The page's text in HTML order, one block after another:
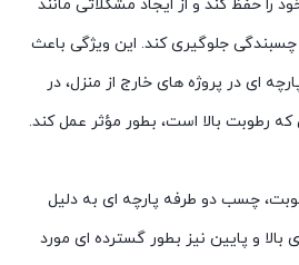
را حفظ کند و از ایجاد مشکلاتی مانند
جلوگیری کند. این ویژگی باعث
ای در پروژه های خارج از منزل، در
رطوبت بالا است، بطور مؤثر عمل کند.
چسب دو طرفه پارچه ای به دلیل
بالا و پایین نیز بطور گسترده ای مورد